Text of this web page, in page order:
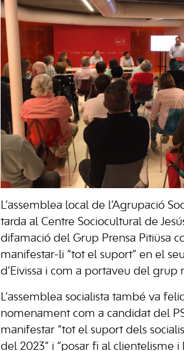
L’assemblea local de l’Agrupació
tarda al Centre Sociocultural de
difamació del Grup Prensa Pitiüsa
manifestar-li “tot el suport” en el
d’Eivissa i com a portaveu del grup
L’assemblea socialista també va
nomenament com a candidat del
manifestar “tot el suport dels
del 2023” i “posar fi al clientelisme